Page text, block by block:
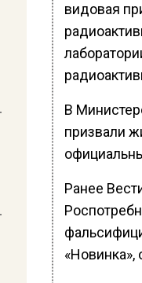
видовая
В
призвали
Ранее
«Новинка»,